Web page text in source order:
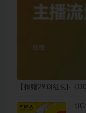
【捐赠29.0[红包]·《
《